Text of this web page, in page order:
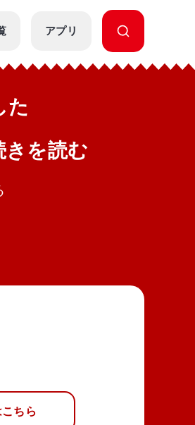
アプリ
た
きを読む
ちら